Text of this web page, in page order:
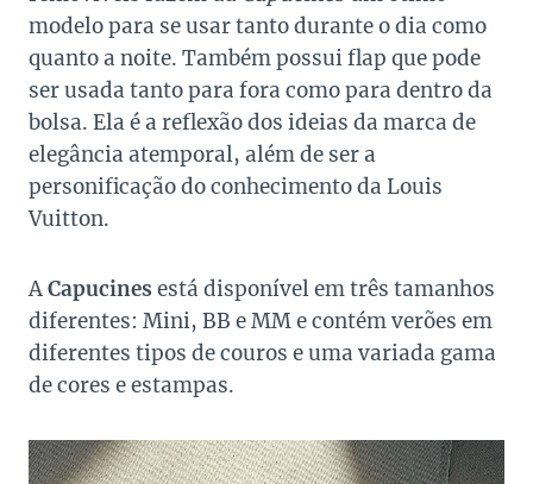
modelo para se usar tanto durante o dia como
quanto a noite. Também possui flap que pode
ser usada tanto para fora como para dentro da
bolsa. Ela é a reflexão dos ideias da marca de
elegância atemporal, além de ser a
personificação do conhecimento da Louis
Vuitton.
ACapucines está disponível em três tamanhos
diferentes: Mini, BB e MM e contém verões em
diferentes tipos de couros e uma variada gama
de cores e estampas.